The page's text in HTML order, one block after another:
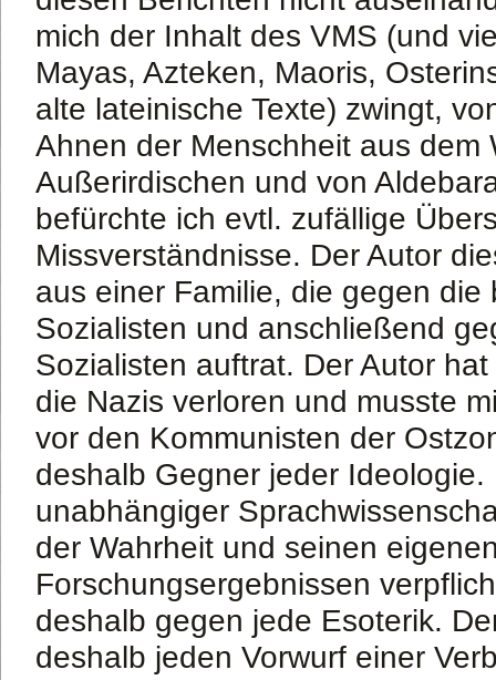
mich der Inhalt des VMS (und
Mayas, Azteken, Maoris,
alte lateinische Texte) zwingt,
Ahnen der Menschheit aus dem
Außerirdischen und von
befürchte ich evtl. zufällige
Missverständnisse. Der Autor
aus einer Familie, die gegen die
Sozialisten und anschließend
Sozialisten auftrat. Der Autor
die Nazis verloren und musste
vor den Kommunisten der
deshalb Gegner jeder Ideologie.
unabhängiger
der Wahrheit und seinen
Forschungsergebnissen
deshalb gegen jede Esoterik.
deshalb jeden Vorwurf einer